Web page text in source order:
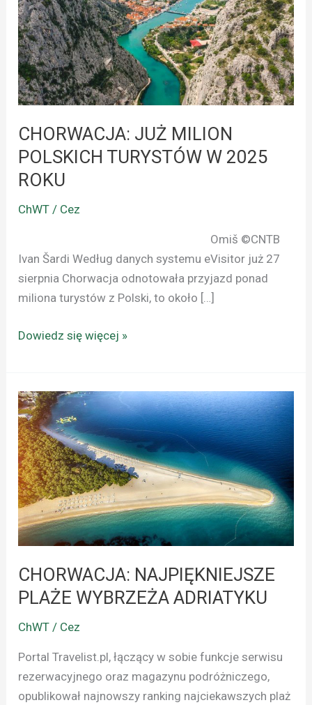
CHORWACJA: JUŻ MILION
POLSKICH TURYSTÓW W 2025
ROKU
ChWT / Cez
Omiš ©CNTB
Ivan Šardi Według danych systemu eVisitor już 27
sierpnia Chorwacja odnotowała przyjazd ponad
miliona turystów z Polski, to około […]
TURYSTÓW
W
2025
ROKU
Dowiedz się więcej »
CHORWACJA: NAJPIĘKNIEJSZE
PLAŻE WYBRZEŻA ADRIATYKU
ChWT / Cez
Portal Travelist.pl, łączący w sobie funkcje serwisu
rezerwacyjnego oraz magazynu podróżniczego,
opublikował najnowszy ranking najciekawszych plaż
CHORWACJA:
NAJPIĘKNIEJSZE
PLAŻE
WYBRZEŻA
ADRIATYKU